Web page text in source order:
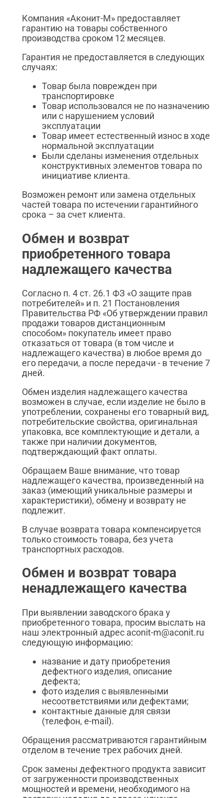
Компания «Аконит-М» предоставляет
гарантию на товары собственного
производства сроком 12 месяцев.
Гарантия не предоставляется в следующих
случаях:
Товар была поврежден при
транспортировке
Товар использовался не по назначению
или с нарушением условий
эксплуатации
Товар имеет естественный износ в ходе
нормальной эксплуатации
Были сделаны изменения отдельных
конструктивных элементов товара по
инициативе клиента.
Возможен ремонт или замена отдельных
частей товара по истечении гарантийного
срока – за счет клиента.
Обмен и возврат
приобретенного товара
надлежащего качества
Согласно п. 4 ст. 26.1 ФЗ «О защите прав
потребителей» и п. 21 Постановления
Правительства РФ «Об утверждении правил
продажи товаров дистанционным
способом» покупатель имеет право
отказаться от товара (в том числе и
надлежащего качества) в любое время до
его передачи, а после передачи - в течение 7
дней.
Обмен изделия надлежащего качества
возможен в случае, если изделие не было в
употреблении, сохранены его товарный вид,
потребительские свойства, оригинальная
упаковка, все комплектующие и детали, а
также при наличии документов,
подтверждающий факт оплаты.
Обращаем Ваше внимание, что товар
надлежащего качества, произведенный на
заказ (имеющий уникальные размеры и
характеристики), обмену и возврату не
подлежит.
В случае возврата товара компенсируется
только стоимость товара, без учета
транспортных расходов.
Обмен и возврат товара
ненадлежащего качества
При выявлении заводского брака у
приобретенного товара, просим выслать на
наш электронный адрес aconit-m@aconit.ru
следующую информацию:
название и дату приобретения
дефектного изделия, описание
дефекта;
фото изделия с выявленными
несоответствиями или дефектами;
контактные данные для связи
(телефон, e-mail).
Обращения рассматриваются гарантийным
отделом в течение трех рабочих дней.
Срок замены дефектного продукта зависит
от загруженности производственных
мощностей и времени, необходимого на